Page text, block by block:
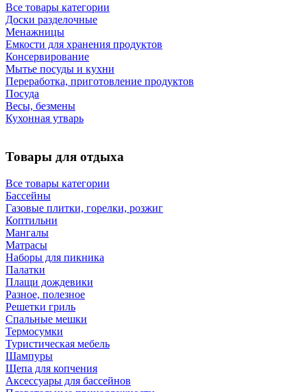
Все товары категории
Доски разделочные
Менажницы
Емкости для хранения продуктов
Консервирование
Мытье посуды и кухни
Переработка, приготовление продуктов
Посуда
Весы, безмены
Кухонная утварь
Товары для отдыха
Все товары категории
Бассейны
Газовые плитки, горелки, розжиг
Коптильни
Мангалы
Матрасы
Наборы для пикника
Палатки
Плащи дождевики
Разное, полезное
Решетки гриль
Спальные мешки
Термосумки
Туристическая мебель
Шампуры
Щепа для копчения
Аксессуары для бассейнов